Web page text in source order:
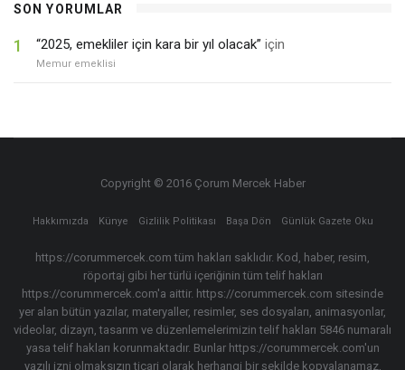
SON YORUMLAR
1 “2025, emekliler için kara bir yıl olacak” için
Memur emeklisi
Copyright © 2016 Çorum Mercek Haber
Hakkımızda Künye Gizlilik Politikası Başa Dön Günlük Gazete Oku
https://corummercek.com tüm hakları saklıdır. Kod, haber, resim,
röportaj gibi her türlü içeriğinin tüm telif hakları
https://corummercek.com'a aittir. https://corummercek.com sitesinde
yer alan bütün yazılar, materyaller, resimler, ses dosyaları, animasyonlar,
videolar, dizayn, tasarım ve düzenlemelerimizin telif hakları 5846 numaralı
yasa telif hakları korunmaktadır. Bunlar https://corummercek.com'un
yazılı izni olmaksızın ticari olarak herhangi bir şekilde kopyalanamaz,